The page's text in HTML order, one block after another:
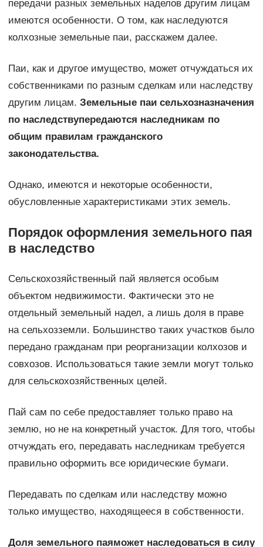
передачи разных земельных наделов другим лицам
имеются особенности. О том, как наследуются
колхозные земельные паи, расскажем далее.
Паи, как и другое имущество, может отчуждаться их
собственниками по разным сделкам или наследству
другим лицам. Земельные паи сельхозназначения
по наследствупередаются наследникам по
общим правилам гражданского
законодательства.
Однако, имеются и некоторые особенности,
обусловленные характеристиками этих земель.
Порядок оформления земельного пая
в наследство
Сельскохозяйственный пай является особым
объектом недвижимости. Фактически это не
отдельный земельный надел, а лишь доля в праве
на сельхозземли. Большинство таких участков было
передано гражданам при реорганизации колхозов и
совхозов. Использоваться такие земли могут только
для сельскохозяйственных целей.
Пай сам по себе предоставляет только право на
землю, но не на конкретный участок. Для того, чтобы
отчуждать его, передавать наследникам требуется
правильно оформить все юридические бумаги.
Передавать по сделкам или наследству можно
только имущество, находящееся в собственности.
Доля земельного паяможет наследоваться в силу